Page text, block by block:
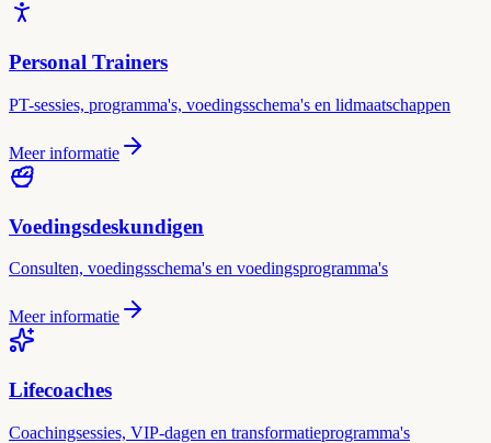
Personal Trainers
PT-sessies, programma's, voedingsschema's en lidmaatschappen
Meer informatie
Voedingsdeskundigen
Consulten, voedingsschema's en voedingsprogramma's
Meer informatie
Lifecoaches
Coachingsessies, VIP-dagen en transformatieprogramma's